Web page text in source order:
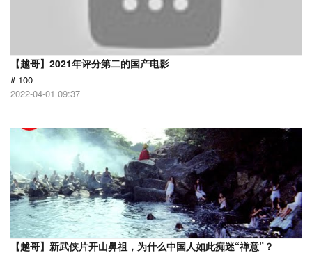
【越哥】2021年评分第二的国产电影
# 100
2022-04-01 09:37
【越哥】新武侠片开山鼻祖，为什么中国人如此痴迷“禅意”？